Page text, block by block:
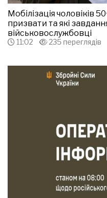
Мобілізація чоловіків
призвати та які
військовослужбовці
11:02 235 переглядів